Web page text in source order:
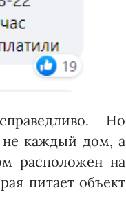
Но
не каждый дом, а
расположен на
питает объект